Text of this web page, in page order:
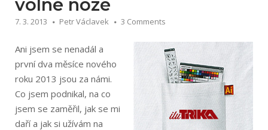
volné noze
7. 3. 2013 Petr Václavek 3 Comments
Ani jsem se nenadál a
první dva měsíce nového
roku 2013 jsou za námi.
Co jsem podnikal, na co
jsem se zaměřil, jak se mi
daří a jak si užívám na